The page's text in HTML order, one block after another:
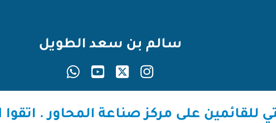
سالم بن سعد الطويل
للقائمين على مركز صناعة المحاور . اتقوا